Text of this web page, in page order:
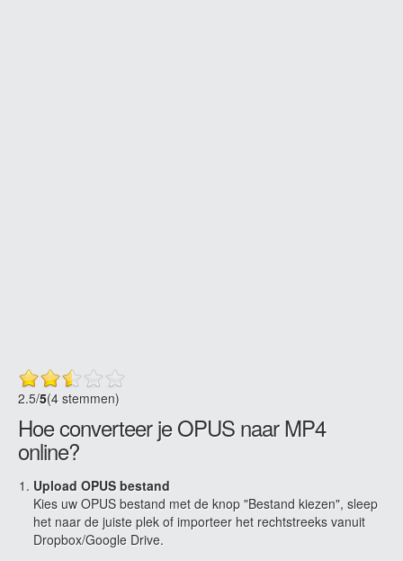
2.5/5(4 stemmen)
Hoe converteer je OPUS naar MP4
online?
Upload OPUS bestand
Kies uw OPUS bestand met de knop "Bestand kiezen", sleep
het naar de juiste plek of importeer het rechtstreeks vanuit
Dropbox/Google Drive.